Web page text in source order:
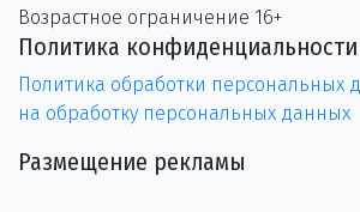
Возрастное ограничение 16+
Политика конфиденциальности
Политика обработки персональных
на обработку персональных данных
Размещение рекламы